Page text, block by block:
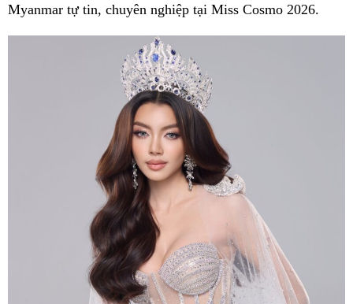
Myanmar tự tin, chuyên nghiệp tại Miss Cosmo 2026.